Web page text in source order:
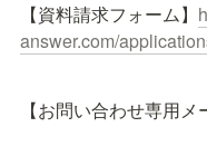
【資料請求フォーム】
answer.com/
【お問い合わせ専用